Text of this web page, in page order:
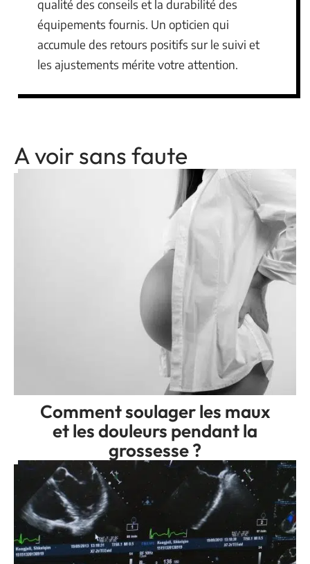
qualité des conseils et la durabilité des
équipements fournis. Un opticien qui
accumule des retours positifs sur le suivi et
les ajustements mérite votre attention.
A voir sans faute
Comment soulager les maux
et les douleurs pendant la
grossesse ?